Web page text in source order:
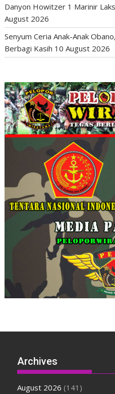
Danyon Howitzer 1 Marinir
August 2026
Senyum Ceria Anak-Anak
Berbagi Kasih 10 August 2026
Archives
August 2026 (141)